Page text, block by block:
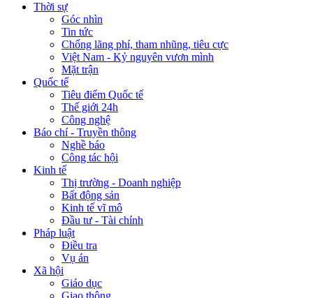
Thời sự
Góc nhìn
Tin tức
Chống lãng phí, tham nhũng, tiêu cực
Việt Nam - Kỷ nguyên vươn mình
Mặt trận
Quốc tế
Tiêu điểm Quốc tế
Thế giới 24h
Công nghệ
Báo chí - Truyền thông
Nghề báo
Công tác hội
Kinh tế
Thị trường - Doanh nghiệp
Bất động sản
Kinh tế vĩ mô
Đầu tư - Tài chính
Pháp luật
Điều tra
Vụ án
Xã hội
Giáo dục